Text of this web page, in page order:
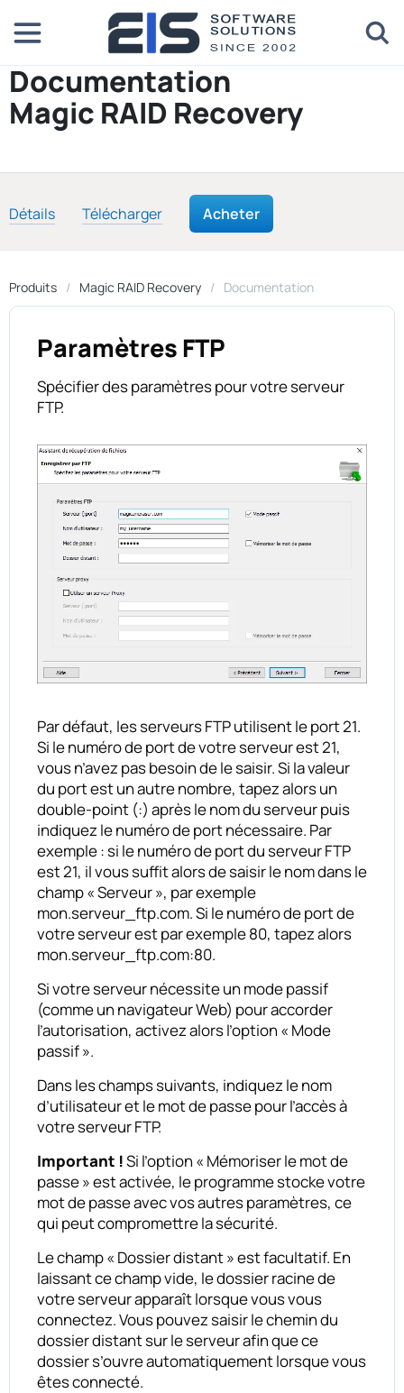
Documentation
Magic RAID Recovery
Détails Télécharger Acheter
Produits Magic RAID Recovery Documentation
Paramètres FTP
Spécifier des paramètres pour votre serveur
FTP.
Par défaut, les serveurs FTP utilisent le port 21.
Si le numéro de port de votre serveur est 21,
vous n’avez pas besoin de le saisir. Si la valeur
du port est un autre nombre, tapez alors un
double-point (:) après le nom du serveur puis
indiquez le numéro de port nécessaire. Par
exemple : si le numéro de port du serveur FTP
est 21, il vous suffit alors de saisir le nom dans le
champ « Serveur », par exemple
mon.serveur_ftp.com. Si le numéro de port de
votre serveur est par exemple 80, tapez alors
mon.serveur_ftp.com:80.
Si votre serveur nécessite un mode passif
(comme un navigateur Web) pour accorder
l’autorisation, activez alors l’option « Mode
passif ».
Dans les champs suivants, indiquez le nom
d’utilisateur et le mot de passe pour l’accès à
votre serveur FTP.
Important !Si l’option « Mémoriser le mot de
passe » est activée, le programme stocke votre
mot de passe avec vos autres paramètres, ce
qui peut compromettre la sécurité.
Le champ « Dossier distant » est facultatif. En
laissant ce champ vide, le dossier racine de
votre serveur apparaît lorsque vous vous
connectez. Vous pouvez saisir le chemin du
dossier distant sur le serveur afin que ce
dossier s’ouvre automatiquement lorsque vous
êtes connecté.